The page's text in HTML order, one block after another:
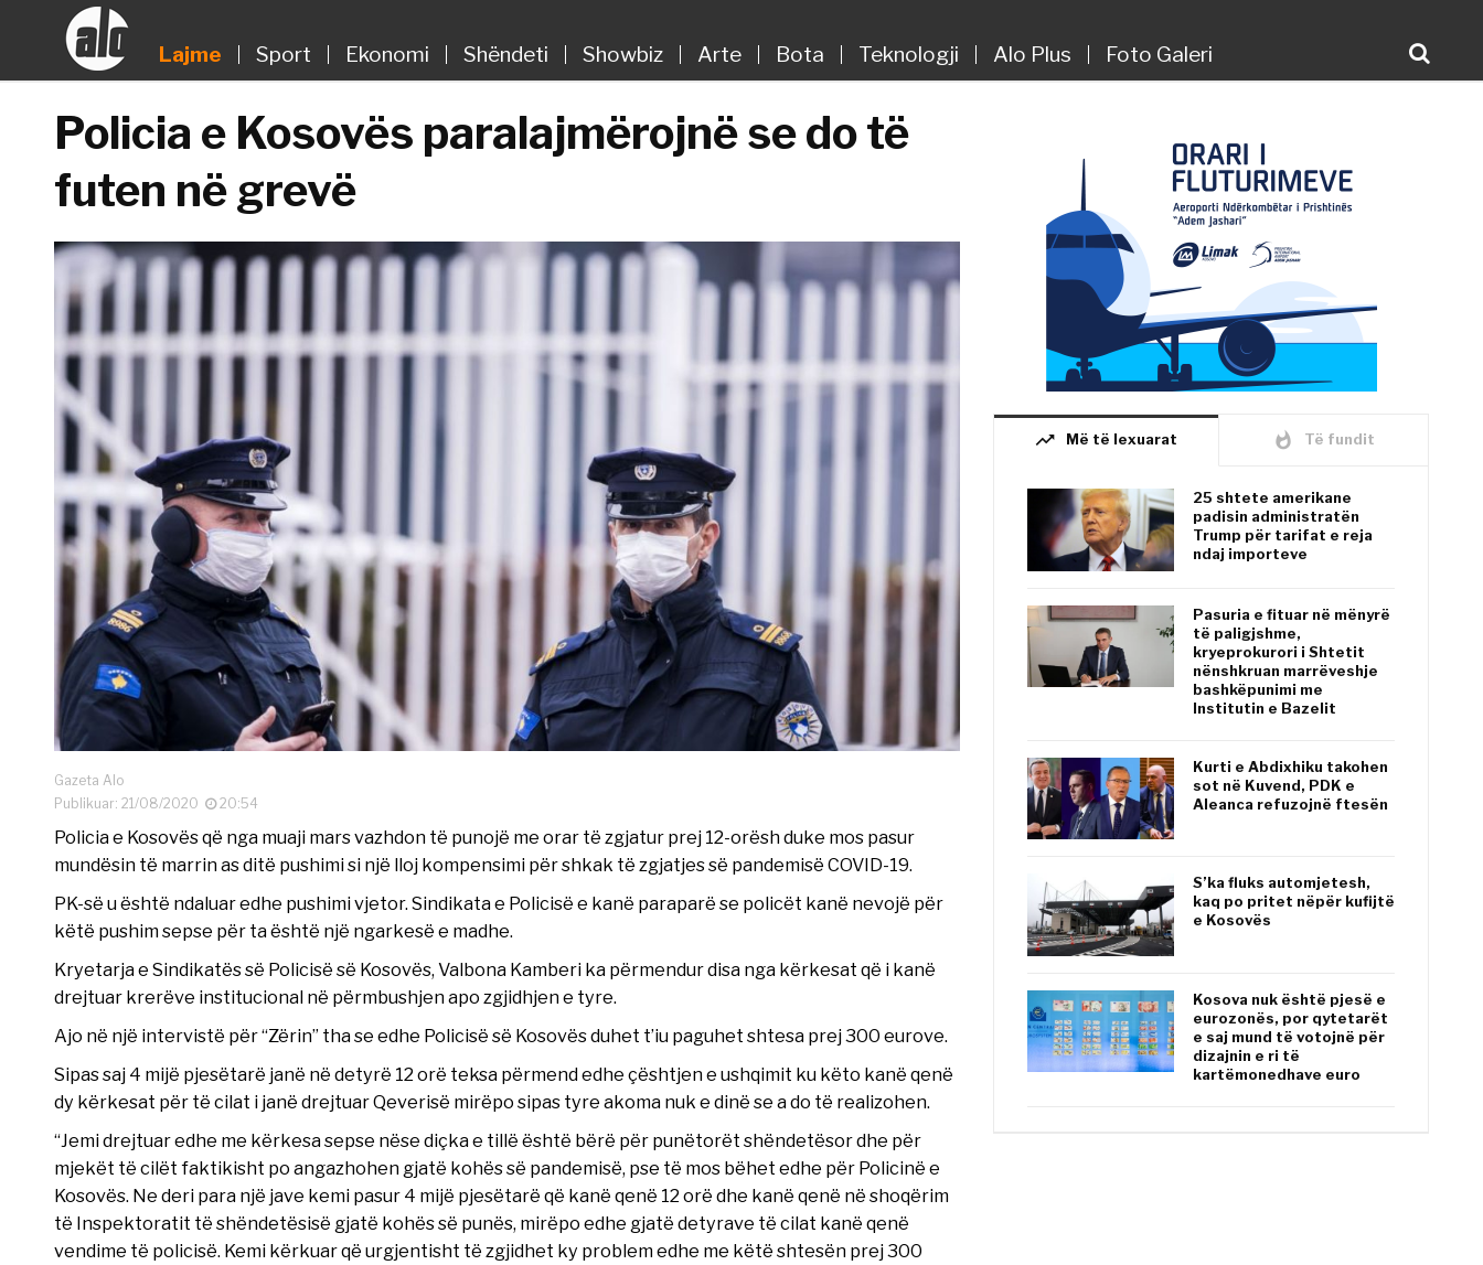
Lajme Sport Ekonomi Shëndeti Showbiz Arte Bota Teknologji Alo Plus Foto Galeri
Policia e Kosovës paralajmërojnë se do të
futen në grevë
Gazeta Alo
Publikuar: 21/08/2020
20:54
Policia e Kosovës që nga muaji mars vazhdon të punojë me orar të zgjatur prej 12-orësh duke mos pasur
mundësin të marrin as ditë pushimi si një lloj kompensimi për shkak të zgjatjes së pandemisë COVID-19.
PK-së u është ndaluar edhe pushimi vjetor. Sindikata e Policisë e kanë paraparë se policët kanë nevojë për
këtë pushim sepse për ta është një ngarkesë e madhe.
Kryetarja e Sindikatës së Policisë së Kosovës, Valbona Kamberi ka përmendur disa nga kërkesat që i kanë
drejtuar krerëve institucional në përmbushjen apo zgjidhjen e tyre.
Ajo në një intervistë për “Zërin” tha se edhe Policisë së Kosovës duhet t’iu paguhet shtesa prej 300 eurove.
Sipas saj 4 mijë pjesëtarë janë në detyrë 12 orë teksa përmend edhe çështjen e ushqimit ku këto kanë qenë
dy kërkesat për të cilat i janë drejtuar Qeverisë mirëpo sipas tyre akoma nuk e dinë se a do të realizohen.
“Jemi drejtuar edhe me kërkesa sepse nëse diçka e tillë është bërë për punëtorët shëndetësor dhe për
mjekët të cilët faktikisht po angazhohen gjatë kohës së pandemisë, pse të mos bëhet edhe për Policinë e
Kosovës. Ne deri para një jave kemi pasur 4 mijë pjesëtarë që kanë qenë 12 orë dhe kanë qenë në shoqërim
të Inspektoratit të shëndetësisë gjatë kohës së punës, mirëpo edhe gjatë detyrave të cilat kanë qenë
vendime të policisë. Kemi kërkuar që urgjentisht të zgjidhet ky problem edhe me këtë shtesën prej 300
trending_up Më të lexuarat whatshot Të fundit
25 shtete amerikane
padisin administratën
Trump për tarifat e reja
ndaj importeve
Pasuria e fituar në mënyrë
të paligjshme,
kryeprokurori i Shtetit
nënshkruan marrëveshje
bashkëpunimi me
Institutin e Bazelit
Kurti e Abdixhiku takohen
sot në Kuvend, PDK e
Aleanca refuzojnë ftesën
S’ka fluks automjetesh,
kaq po pritet nëpër kufijtë
e Kosovës
Kosova nuk është pjesë e
eurozonës, por qytetarët
e saj mund të votojnë për
dizajnin e ri të
kartëmonedhave euro